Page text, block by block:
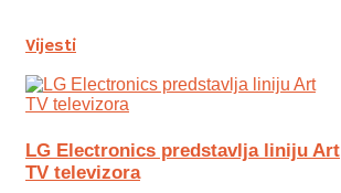
Vijesti
LG Electronics predstavlja liniju Art
TV televizora